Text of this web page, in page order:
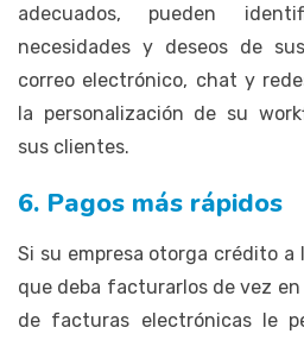
adecuados, pueden
necesidades y deseos de
correo electrónico, chat y
la personalización de su
sus clientes.
6. Pagos más rápidos
Si su empresa otorga crédito a
que deba facturarlos de vez
de facturas electrónicas le